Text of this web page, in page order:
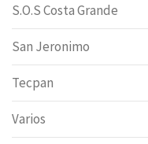
S.O.S Costa Grande
San Jeronimo
Tecpan
Varios